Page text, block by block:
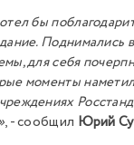
бы
Поднимались
для себя
моменты
, - сообщил Юрий